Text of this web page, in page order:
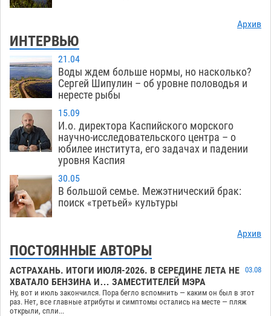
Архив
ИНТЕРВЬЮ
21.04
Воды ждем больше нормы, но насколько?
Сергей Шипулин – об уровне половодья и
нересте рыбы
15.09
И.о. директора Каспийского морского
научно-исследовательского центра – о
юбилее института, его задачах и падении
уровня Каспия
30.05
В большой семье. Межэтнический брак:
поиск «третьей» культуры
Архив
ПОСТОЯННЫЕ АВТОРЫ
АСТРАХАНЬ. ИТОГИ ИЮЛЯ-2026. В СЕРЕДИНЕ ЛЕТА НЕ
ХВАТАЛО БЕНЗИНА И… ЗАМЕСТИТЕЛЕЙ МЭРА
03.08
Ну, вот и июль закончился. Пора бегло вспомнить — каким он был в этот
раз. Нет, все главные атрибуты и симптомы остались на месте — пляж
открыли, спли...